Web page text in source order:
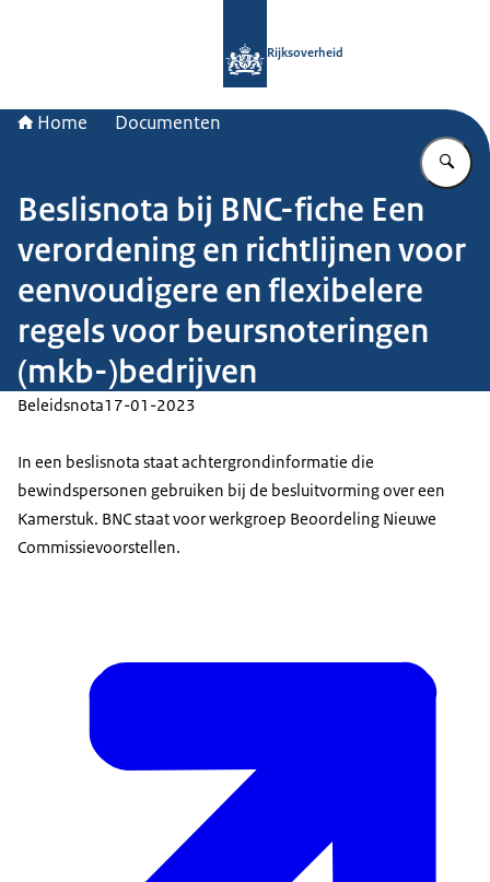
Rijksoverheid
Home Documenten
Beslisnota bij BNC-fiche Een
verordening en richtlijnen voor
eenvoudigere en flexibelere
regels voor beursnoteringen
(mkb-)bedrijven
Beleidsnota17-01-2023
In een beslisnota staat achtergrondinformatie die
bewindspersonen gebruiken bij de besluitvorming over een
Kamerstuk. BNC staat voor werkgroep Beoordeling Nieuwe
Commissievoorstellen.